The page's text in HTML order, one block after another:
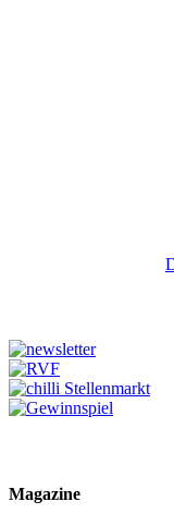
Magazine